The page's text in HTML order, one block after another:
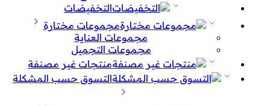
التخفيضات
مجموعات مختارة
مجموعات العناية
مجموعات التجميل
منتجات غير مصنفة
التسوق حسب المشكلة